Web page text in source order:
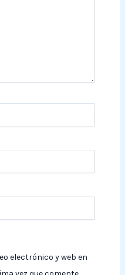
electrónico y web en